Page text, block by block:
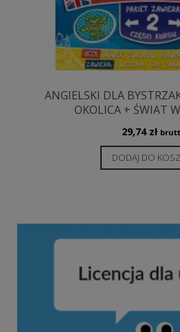
ANGIELSKI DLA
OKOLICA + ŚWIAT
29,74 zł
DODAJ DO